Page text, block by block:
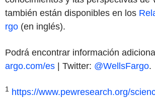
también están disponibles en los
rgo (en inglés).
Podrá encontrar información
argo.com/es | Twitter: @WellsFargo.
1 https://www.pewresearch.org/